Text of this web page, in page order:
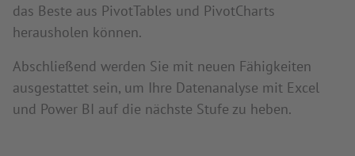
das Beste aus PivotTables und PivotCharts
herausholen können.
Abschließend werden Sie mit neuen Fähigkeiten
ausgestattet sein, um Ihre Datenanalyse mit Excel
und Power BI auf die nächste Stufe zu heben.